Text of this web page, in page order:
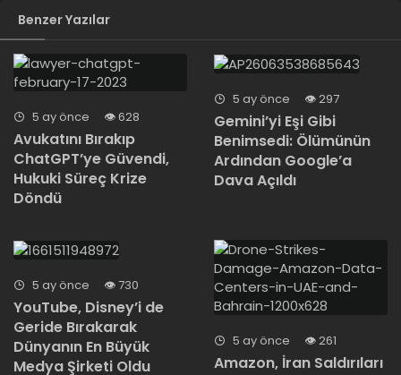
Benzer Yazılar
5 ay önce 628
Avukatını Bırakıp
ChatGPT’ye Güvendi,
Hukuki Süreç Krize
Döndü
5 ay önce 297
Gemini’yi Eşi Gibi
Benimsedi: Ölümünün
Ardından Google’a
Dava Açıldı
5 ay önce 730
YouTube, Disney’i de
Geride Bırakarak
Dünyanın En Büyük
Medya Şirketi Oldu
5 ay önce 261
Amazon, İran Saldırıları